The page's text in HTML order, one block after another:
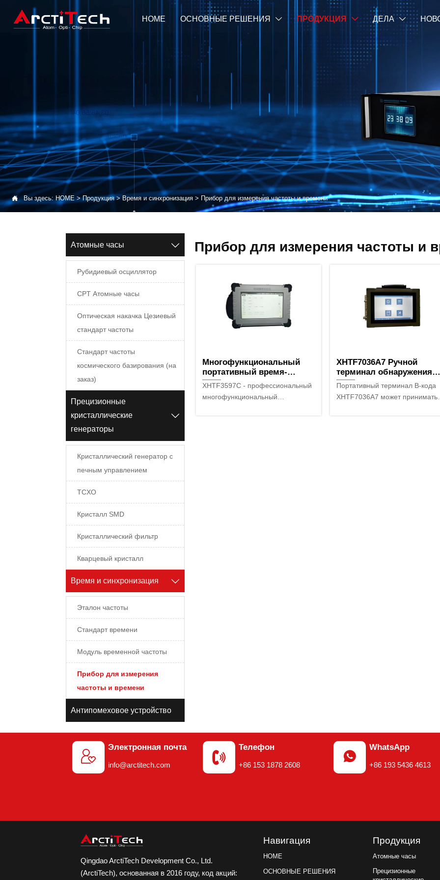
HOME ОСНОВНЫЕ РЕШЕНИЯ  ПРОДУКЦИЯ  ДЕЛА 
 Вы здесь:HOME>Продукция>Время и синхронизация > Прибор для измерения частоты и времени
Атомные часы 
Рубидиевый осциллятор
CPT Атомные часы
Оптическая накачка Цезиевый
стандарт частоты
Стандарт частоты
космического базирования (на
заказ)
Прецизионные
кристаллические
генераторы

Кристаллический генератор с
печным управлением
TCXO
Кристалл SMD
Кристаллический фильтр
Кварцевый кристалл
Время и синхронизация 
Эталон частоты
Стандарт времени
Модуль временной частоты
Прибор для измерения
частоты и времени
Антипомеховое устройство
Прибор для измерения частоты и
Многофункциональный
портативный время-
частотный анализатор
XHTF3597C - профессиональный
многофункциональный
XHTF7036A7 Ручной
терминал обнаружения
кодов B
Портативный терминал B-кода
XHTF7036A7 может принимать

Электронная почта
info@arctitech.com

Телефон
+86 153 1878 2608

WhatsApp
+86 193 5436 4613
Qingdao ArctiTech Development Co., Ltd.
(ArctiTech), основанная в 2016 году, код акций:
Навигация
HOME
ОСНОВНЫЕ РЕШЕНИЯ
Продукция
Атомные часы
Прецизионные